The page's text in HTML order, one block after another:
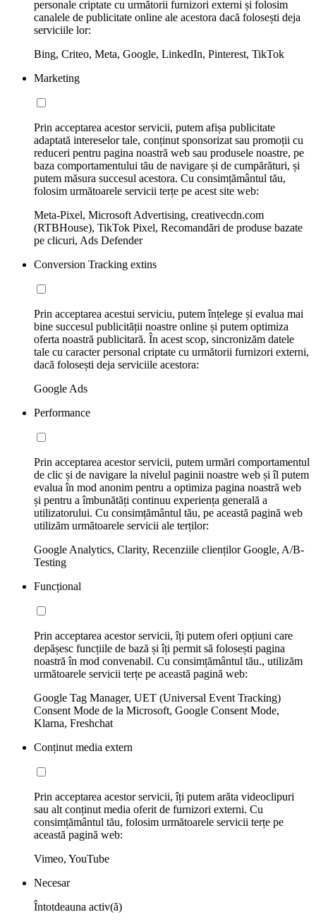
personale criptate cu următorii furnizori externi și folosim
canalele de publicitate online ale acestora dacă folosești deja
serviciile lor:
Bing, Criteo, Meta, Google, LinkedIn, Pinterest, TikTok
Marketing
Prin acceptarea acestor servicii, putem afișa publicitate
adaptată intereselor tale, conținut sponsorizat sau promoții cu
reduceri pentru pagina noastră web sau produsele noastre, pe
baza comportamentului tău de navigare și de cumpărături, și
putem măsura succesul acestora. Cu consimțământul tău,
folosim următoarele servicii terțe pe acest site web:
Meta-Pixel, Microsoft Advertising, creativecdn.com
(RTBHouse), TikTok Pixel, Recomandări de produse bazate
pe clicuri, Ads Defender
Conversion Tracking extins
Prin acceptarea acestui serviciu, putem înțelege și evalua mai
bine succesul publicității noastre online și putem optimiza
oferta noastră publicitară. În acest scop, sincronizăm datele
tale cu caracter personal criptate cu următorii furnizori externi,
dacă folosești deja serviciile acestora:
Google Ads
Performance
Prin acceptarea acestor servicii, putem urmări comportamentul
de clic și de navigare la nivelul paginii noastre web și îl putem
evalua în mod anonim pentru a optimiza pagina noastră web
și pentru a îmbunătăți continuu experiența generală a
utilizatorului. Cu consimțământul tău, pe această pagină web
utilizăm următoarele servicii ale terților:
Google Analytics, Clarity, Recenziile clienților Google, A/B-
Testing
Funcțional
Prin acceptarea acestor servicii, îți putem oferi opțiuni care
depășesc funcțiile de bază și îți permit să folosești pagina
noastră în mod convenabil. Cu consimțământul tău., utilizăm
următoarele servicii terțe pe această pagină web:
Google Tag Manager, UET (Universal Event Tracking)
Consent Mode de la Microsoft, Google Consent Mode,
Klarna, Freshchat
Conținut media extern
Prin acceptarea acestor servicii, îți putem arăta videoclipuri
sau alt conținut media oferit de furnizori externi. Cu
consimțământul tău, folosim următoarele servicii terțe pe
această pagină web:
Vimeo, YouTube
Necesar
Întotdeauna activ(ă)